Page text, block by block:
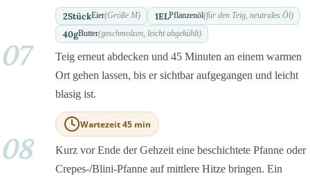
2StückEier(Größe M) 1ELPflanzenöl(für den Teig, neutrales Öl)
40gButter(geschmolzen, leicht abgekühlt)
07
Teig erneut abdecken und 45 Minuten an einem warmen
Ort gehen lassen, bis er sichtbar aufgegangen und leicht
blasig ist.
Wartezeit 45 min
08
Kurz vor Ende der Gehzeit eine beschichtete Pfanne oder
Crepes-/Blini-Pfanne auf mittlere Hitze bringen. Ein